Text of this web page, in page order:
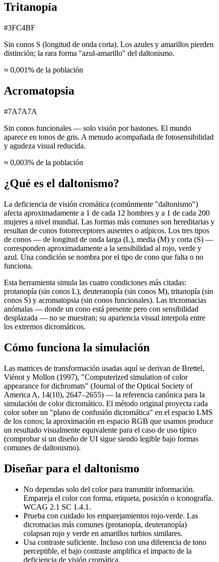
Tritanopía
#3FC4BF
Sin conos S (longitud de onda corta). Los azules y amarillos pierden
distinción; la rara forma "azul-amarillo" del daltonismo.
≈ 0,001% de la población
Acromatopsia
#7A7A7A
Sin conos funcionales — solo visión por bastones. El mundo
aparece en tonos de gris. A menudo acompañada de fotosensibilidad
y agudeza visual reducida.
≈ 0,003% de la población
¿Qué es el daltonismo?
La deficiencia de visión cromática (comúnmente "daltonismo")
afecta aproximadamente a 1 de cada 12 hombres y a 1 de cada 200
mujeres a nivel mundial. Las formas más comunes son hereditarias y
resultan de conos fotorreceptores ausentes o atípicos. Los tres tipos
de conos — de longitud de onda larga (L), media (M) y corta (S) —
corresponden aproximadamente a la sensibilidad al rojo, verde y
azul. Una condición se nombra por el tipo de cono que falta o no
funciona.
Esta herramienta simula las cuatro condiciones más citadas:
protanopía (sin conos L), deuteranopía (sin conos M), tritanopía (sin
conos S) y acromatopsia (sin conos funcionales). Las tricromacias
anómalas — donde un cono está presente pero con sensibilidad
desplazada — no se muestran; su apariencia visual interpola entre
los extremos dicromáticos.
Cómo funciona la simulación
Las matrices de transformación usadas aquí se derivan de Brettel,
Viénot y Mollon (1997), "Computerized simulation of color
appearance for dichromats" (Journal of the Optical Society of
America A, 14(10), 2647–2655) — la referencia canónica para la
simulación de color dicromático. El método original proyecta cada
color sobre un "plano de confusión dicromática" en el espacio LMS
de los conos; la aproximación en espacio RGB que usamos produce
un resultado visualmente equivalente para el caso de uso típico
(comprobar si un diseño de UI sigue siendo legible bajo formas
comunes de daltonismo).
Diseñar para el daltonismo
No dependas solo del color para transmitir información.
Empareja el color con forma, etiqueta, posición o iconografía.
WCAG 2.1 SC 1.4.1.
Prueba con cuidado los emparejamientos rojo-verde. Las
dicromacias más comunes (protanopía, deuteranopía)
colapsan rojo y verde en amarillos turbios similares.
Usa contraste suficiente. Incluso con una diferencia de tono
perceptible, el bajo contraste amplifica el impacto de la
deficiencia de visión cromática.